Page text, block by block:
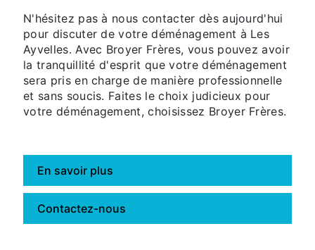
N'hésitez pas à nous contacter dès aujourd'hui
pour discuter de votre déménagement à Les
Ayvelles. Avec Broyer Frères, vous pouvez avoir
la tranquillité d'esprit que votre déménagement
sera pris en charge de manière professionnelle
et sans soucis. Faites le choix judicieux pour
votre déménagement, choisissez Broyer Frères.
En savoir plus
Contactez-nous